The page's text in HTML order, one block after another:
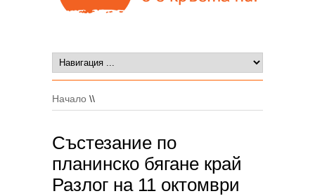
Начало \\
Състезание по
планинско бягане край
Разлог на 11 октомври